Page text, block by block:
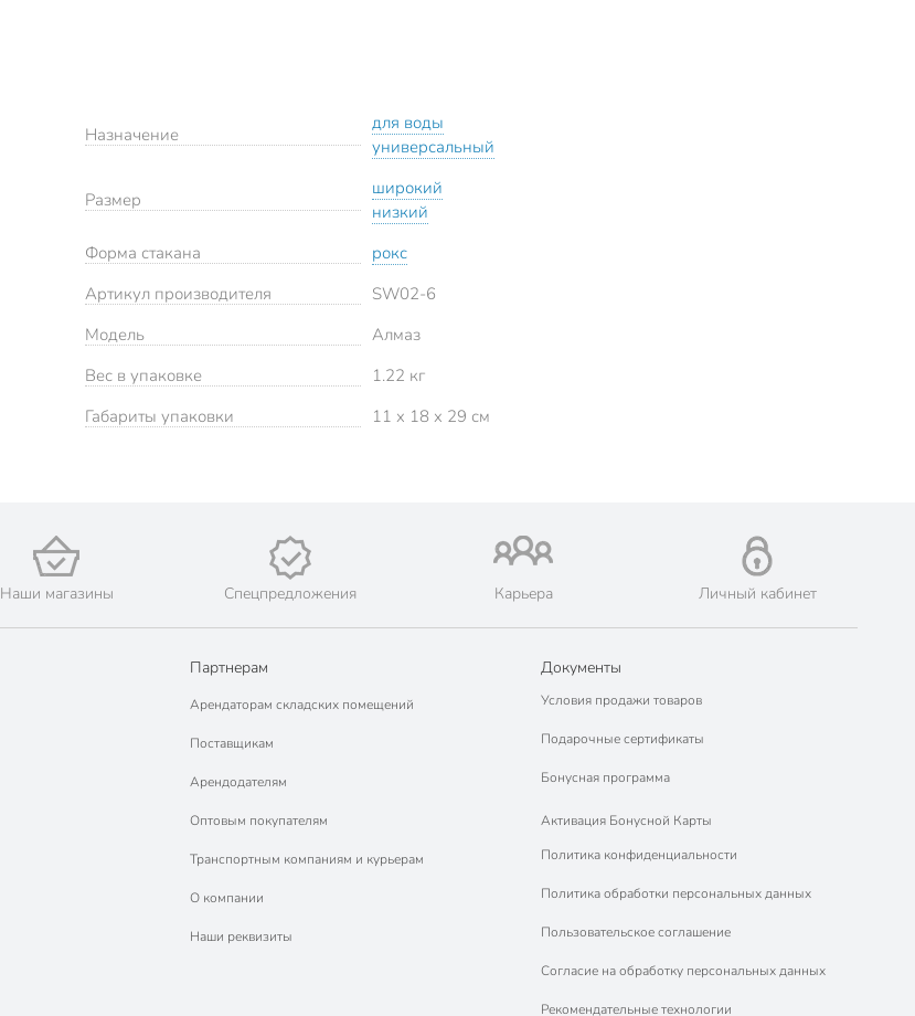
Назначение
для воды
универсальный
Размер
широкий
низкий
Форма стакана
рокс
Артикул производителя
SW02-6
Модель
Алмаз
Вес в упаковке
1.22 кг
Габариты упаковки
11 x 18 x 29 см
Наши магазины Спецпредложения Карьера Личный кабинет
Партнерам
Арендаторам складских помещений
Поставщикам
Арендодателям
Оптовым покупателям
Транспортным компаниям и курьерам
О компании
Наши реквизиты
Документы
Условия продажи товаров
Подарочные сертификаты
Бонусная программа
Активация Бонусной Карты
Политика конфиденциальности
Политика обработки персональных данных
Пользовательское соглашение
Согласие на обработку персональных данных
Рекомендательные технологии